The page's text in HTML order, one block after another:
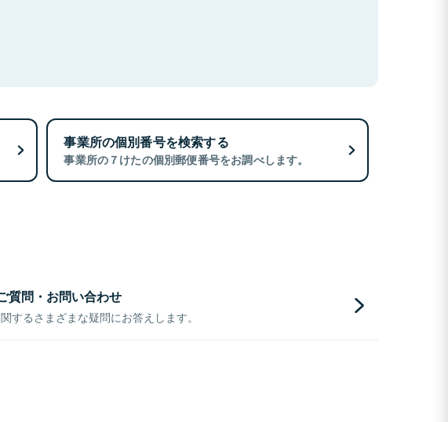
事業所の個別番号を検索する
事業所の７けたの個別郵便番号をお調べします。
質問・お問い合わせ
するさまざまな疑問にお答えします。